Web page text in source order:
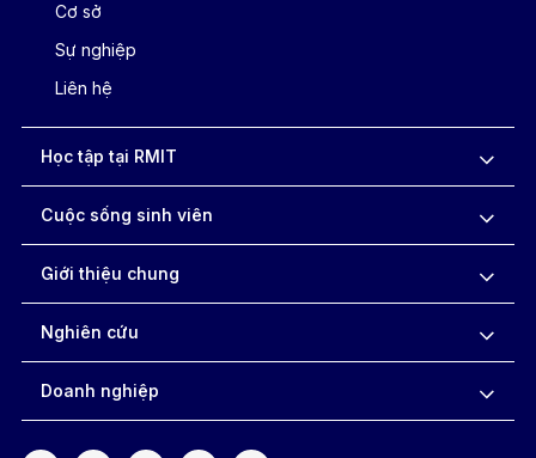
Cơ sở
Sự nghiệp
Liên hệ
Học tập tại RMIT
Cuộc sống sinh viên
Giới thiệu chung
Nghiên cứu
Doanh nghiệp